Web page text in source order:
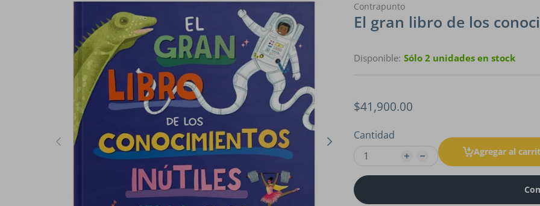
Contrapunto
El gran libro de los
Disponible: Sólo 2 unidades en stock
$41,900.00
Cantidad
Agregar al